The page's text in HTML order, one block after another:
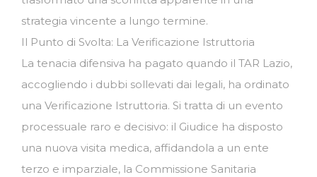
strategia vincente a lungo termine.
Il Punto di Svolta: La Verificazione Istruttoria
La tenacia difensiva ha pagato quando il TAR Lazio,
accogliendo i dubbi sollevati dai legali, ha ordinato
una Verificazione Istruttoria. Si tratta di un evento
processuale raro e decisivo: il Giudice ha disposto
una nuova visita medica, affidandola a un ente
terzo e imparziale, la Commissione Sanitaria